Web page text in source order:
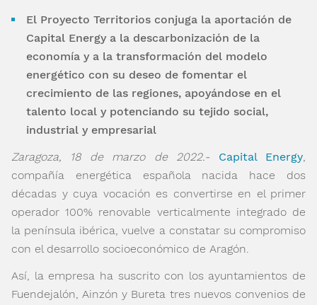
El Proyecto Territorios conjuga la aportación de
Capital Energy a la descarbonización de la
economía y a la transformación del modelo
energético con su deseo de fomentar el
crecimiento de las regiones, apoyándose en el
talento local y potenciando su tejido social,
industrial y empresarial
Zaragoza, 18 de marzo de 2022.-
Capital Energy,
compañía energética española nacida hace dos
décadas y cuya vocación es convertirse en el primer
operador 100% renovable verticalmente integrado de
la península ibérica, vuelve a constatar su compromiso
con el desarrollo socioeconómico de Aragón.
Así, la empresa ha suscrito con los ayuntamientos de
Fuendejalón, Ainzón y Bureta tres nuevos convenios de